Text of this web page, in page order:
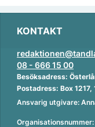
KONTAKT
08 - 666 15 00
Besöksadress:
Postadress: Box 1217,
Ansvarig utgivare: